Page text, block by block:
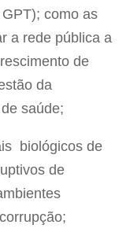
como as
a rede pública a
de
da
saúde;
biológicos de
de